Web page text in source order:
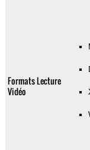
Formats Lecture
Vidéo